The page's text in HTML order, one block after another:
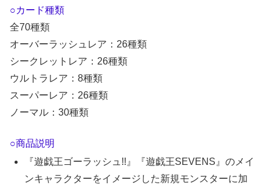
○カード種類
全70種類
オーバーラッシュレア：26種類
シークレットレア：26種類
ウルトラレア：8種類
スーパーレア：26種類
ノーマル：30種類
○商品説明
『遊戯王ゴーラッシュ!!』『遊戯王SEVENS』のメイ
ンキャラクターをイメージした新規モンスターに加